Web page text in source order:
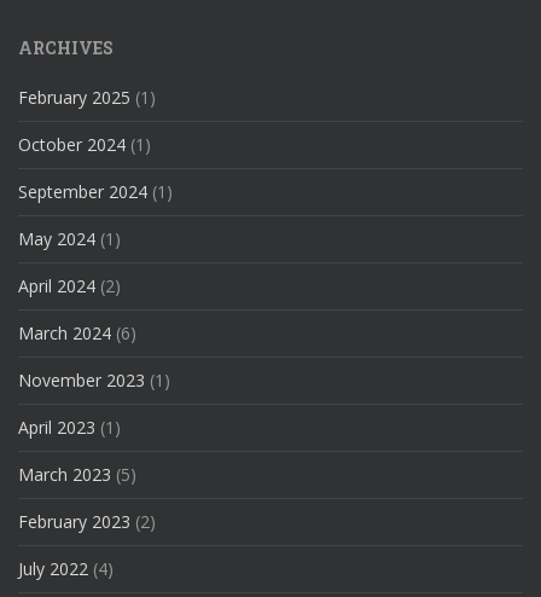
ARCHIVES
February 2025 (1)
October 2024 (1)
September 2024 (1)
May 2024 (1)
April 2024 (2)
March 2024 (6)
November 2023 (1)
April 2023 (1)
March 2023 (5)
February 2023 (2)
July 2022 (4)